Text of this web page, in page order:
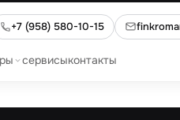
+7 (958) 580-10-15
сервисыконтакты